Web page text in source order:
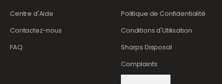
Centre d'Aide
Contactez-nous
FAQ
Politique de Confidentialité
Conditions d'Utilisation
Sharps Disposal
Complaints